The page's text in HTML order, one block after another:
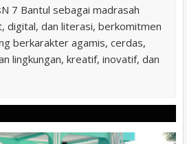
7 Bantul sebagai madrasah
digital, dan literasi, berkomitmen
berkarakter agamis, cerdas,
lingkungan, kreatif, inovatif, dan